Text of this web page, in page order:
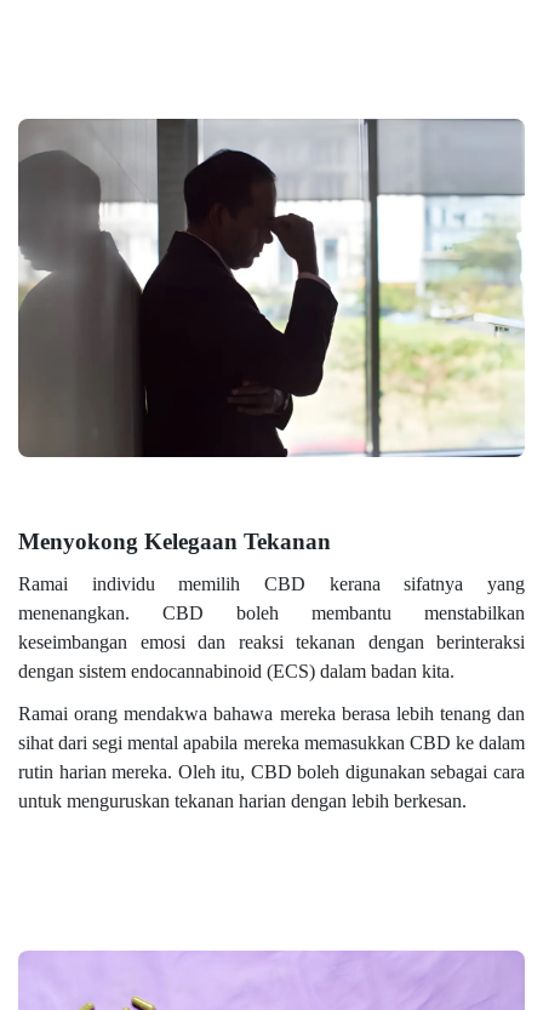
Menyokong Kelegaan Tekanan
Ramai individu memilih CBD kerana sifatnya yang
menenangkan. CBD boleh membantu menstabilkan
keseimbangan emosi dan reaksi tekanan dengan berinteraksi
dengan sistem endocannabinoid (ECS) dalam badan kita.
Ramai orang mendakwa bahawa mereka berasa lebih tenang dan
sihat dari segi mental apabila mereka memasukkan CBD ke dalam
rutin harian mereka. Oleh itu, CBD boleh digunakan sebagai cara
untuk menguruskan tekanan harian dengan lebih berkesan.